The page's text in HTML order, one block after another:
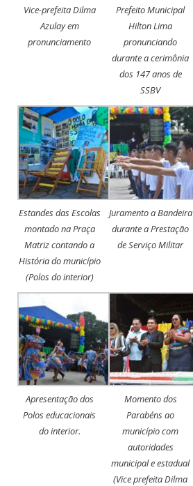
Vice-prefeita Dilma
Azulay em
pronunciamento
Prefeito Municipal
Hilton Lima
pronunciando
durante a cerimônia
dos 147 anos de
SSBV
Estandes das Escolas
montado na Praça
Matriz contando a
História do município
(Polos do interior)
Juramento a Bandeira
durante a Prestação
de Serviço Militar
Apresentação dos
Polos educacionais
do interior.
Momento dos
Parabéns ao
município com
autoridades
municipal e estadual
(Vice prefeita Dilma